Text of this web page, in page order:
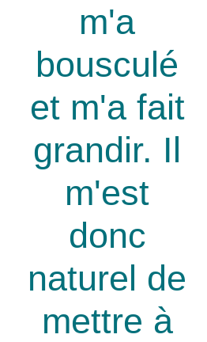
m'a
bousculé
et m'a fait
grandir. Il
m'est
donc
naturel de
mettre à